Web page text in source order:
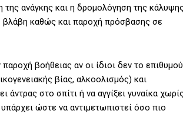
της ανάγκης και η δρομολόγηση της
βλάβη καθώς και παροχή πρόσβασης σε
βοήθειας αν οι ίδιοι δεν το
βίας, αλκοολισμός) και
στο σπίτι ή να αγγίξει γυναίκα
ώστε να αντιμετωπιστεί όσο πιο